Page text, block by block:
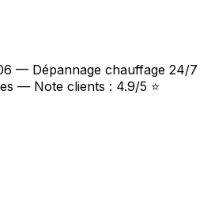
— Dépannage chauffage 24/7
— Note clients : 4.9/5 ⭐